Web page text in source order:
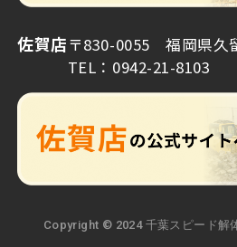
佐賀店〒830-0055 福岡県久
TEL：0942-21-8103
Copyright © 2024 千葉スピード解